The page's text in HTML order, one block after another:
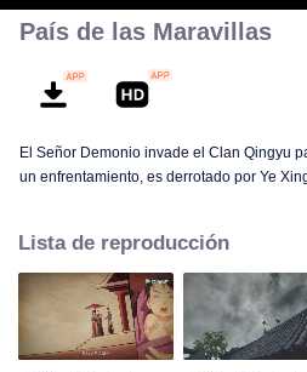
País de las Maravillas
El Señor Demonio invade el Clan Qingyu
un enfrentamiento, es derrotado por Ye
misteriosa, An Yun, y se enreda en la
Xingyun.
Lista de reproducción